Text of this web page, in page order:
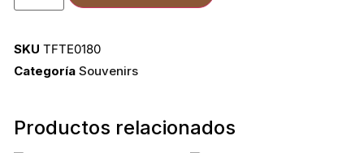
SKU TFTE0180
Categoría Souvenirs
Productos relacionados